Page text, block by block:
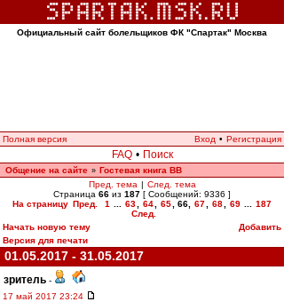
Официальный сайт болельщиков ФК "Спартак" Москва
Полная версия Вход • Регистрация
FAQ • Поиск
Общение на сайте » Гостевая книга ВВ
Пред. тема | След. тема
Страница 66 из 187 [ Сообщений: 9336 ]
На страницу Пред. 1 63 64 65 66 67 68 69
187
След.
Начать новую тему
Добавить
Версия для печати
01.05.2017 - 31.05.2017
зpитель -
17 май 2017 23:24